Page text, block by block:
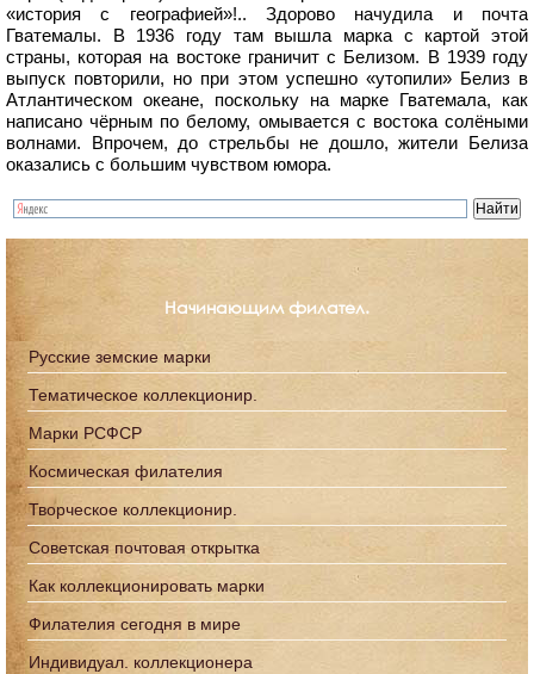
«история с географией»!.. Здорово начудила и почта
Гватемалы. В 1936 году там вышла марка с картой этой
страны, которая на востоке граничит с Белизом. В 1939 году
выпуск повторили, но при этом успешно «утопили» Белиз в
Атлантическом океане, поскольку на марке Гватемала, как
написано чёрным по белому, омывается с востока солёными
волнами. Впрочем, до стрельбы не дошло, жители Белиза
оказались с большим чувством юмора.
Начинающим филател.
Русские земские марки
Тематическое коллекционир.
Марки РСФСР
Космическая филателия
Творческое коллекционир.
Советская почтовая открытка
Как коллекционировать марки
Филателия сегодня в мире
Индивидуал. коллекционера